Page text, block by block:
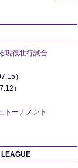
現役壮行試合
）
）
トーナメント